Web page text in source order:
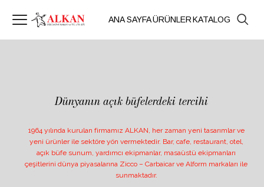
ANA SAYFAÜRÜNLERKATALOG
1964 yılında kurulan firmamız ALKAN, her zaman yeni tasarımlar ve
yeni ürünler ile sektöre yön vermektedir. Bar, cafe, restaurant, otel,
açık büfe sunum, yardımcı ekipmanlar, masaüstü ekipmanları
çeşitlerini dünya piyasalarına Zicco – Carbaicar ve Alform markaları ile
sunmaktadır.
Dünyanın açık büfelerdeki tercihi